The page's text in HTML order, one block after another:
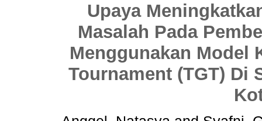
Upaya
Masalah Pada
Menggunakan Model
Tournament (TGT) Di